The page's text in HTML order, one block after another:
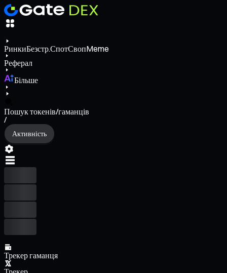
РинкиБезстр.СпотСвопMeme
Реферал
Більше
Пошук токенів/гаманців
/
Активність
Трекер гаманця